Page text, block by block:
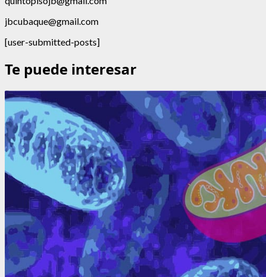
jbcubaque@gmail.com
[user-submitted-posts]
Te puede interesar